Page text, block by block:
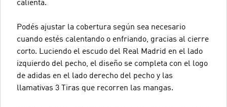
calienta.
Podés ajustar la cobertura según sea necesario
cuando estés calentando o enfriando, gracias al cierre
corto. Luciendo el escudo del Real Madrid en el lado
izquierdo del pecho, el diseño se completa con el logo
de adidas en el lado derecho del pecho y las
llamativas 3 Tiras que recorren las mangas.